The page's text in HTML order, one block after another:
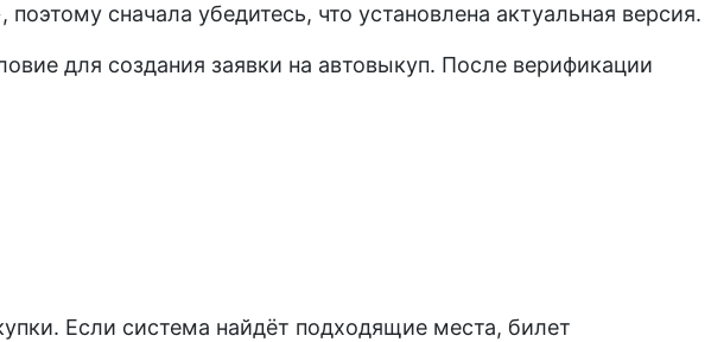
сначала убедитесь, что установлена актуальная версия.
для создания заявки на автовыкуп. После верификации
Если система найдёт подходящие места, билет